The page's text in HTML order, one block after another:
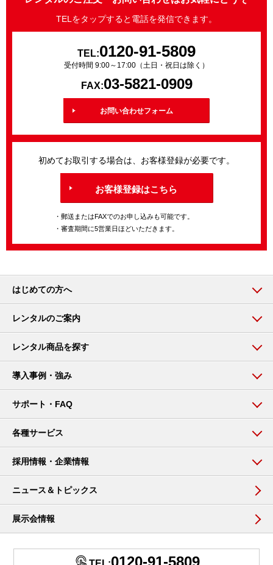
TELをタップすると電話を発信できます。
TEL:0120-91-5809
受付時間 9:00～17:00（土日・祝日は除く）
FAX:03-5821-0909
お問い合わせフォーム
初めてお取引する場合は、お客様登録が必要です。
お客様登録はこちら
・郵送またはFAXでのお申し込みも可能です。
・審査期間に5営業日ほどいただきます。
はじめての方へ
レンタルのご案内
レンタル商品を探す
導入事例・強み
サポート・FAQ
各種サービス
採用情報・企業情報
ニュース＆トピックス
展示会情報